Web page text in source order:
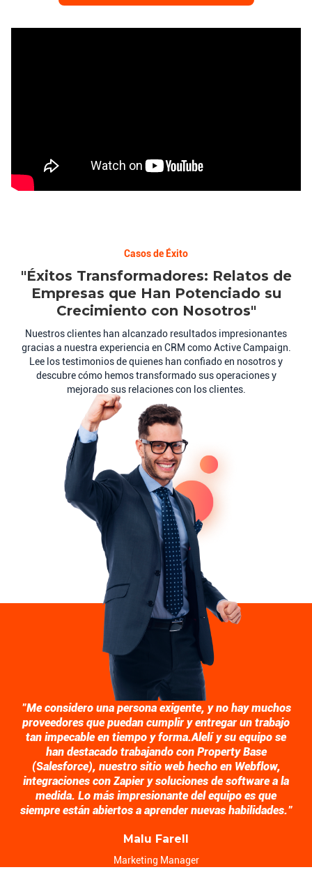
Casos de Éxito
"Éxitos Transformadores: Relatos de
Empresas que Han Potenciado su
Crecimiento con Nosotros"
Nuestros clientes han alcanzado resultados impresionantes
gracias a nuestra experiencia en CRM como Active Campaign.
Lee los testimonios de quienes han confiado en nosotros y
descubre cómo hemos transformado sus operaciones y
mejorado sus relaciones con los clientes.
"Me considero una persona exigente, y no hay muchos
proveedores que puedan cumplir y entregar un trabajo
tan impecable en tiempo y forma.Alelí y su equipo se
han destacado trabajando con Property Base
(Salesforce), nuestro sitio web hecho en Webflow,
integraciones con Zapier y soluciones de software a la
medida. Lo más impresionante del equipo es que
siempre están abiertos a aprender nuevas habilidades."
Malu Farell
Marketing Manager